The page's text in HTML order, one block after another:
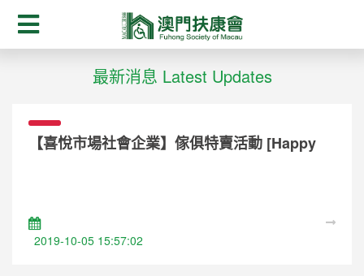
最新消息 Latest Updates
【喜悅市場社會企業】傢俱特賣活動 [Happy
2019-10-05 15:57:02